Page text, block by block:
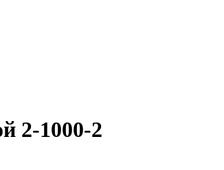
2-1000-2